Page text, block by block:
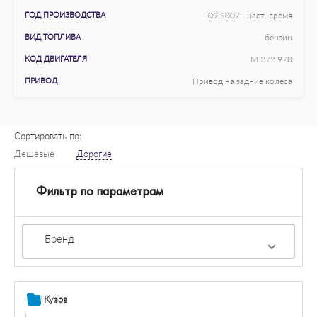
ГОД ПРОИЗВОДСТВА 09.2007 - наст. время
ВИД ТОПЛИВА бензин
КОД ДВИГАТЕЛЯ M 272.978
ПРИВОД Привод на задние колеса
Сортировать по:
Дешевые
Дорогие
Фильтр по параметрам
Бренд
Кузов